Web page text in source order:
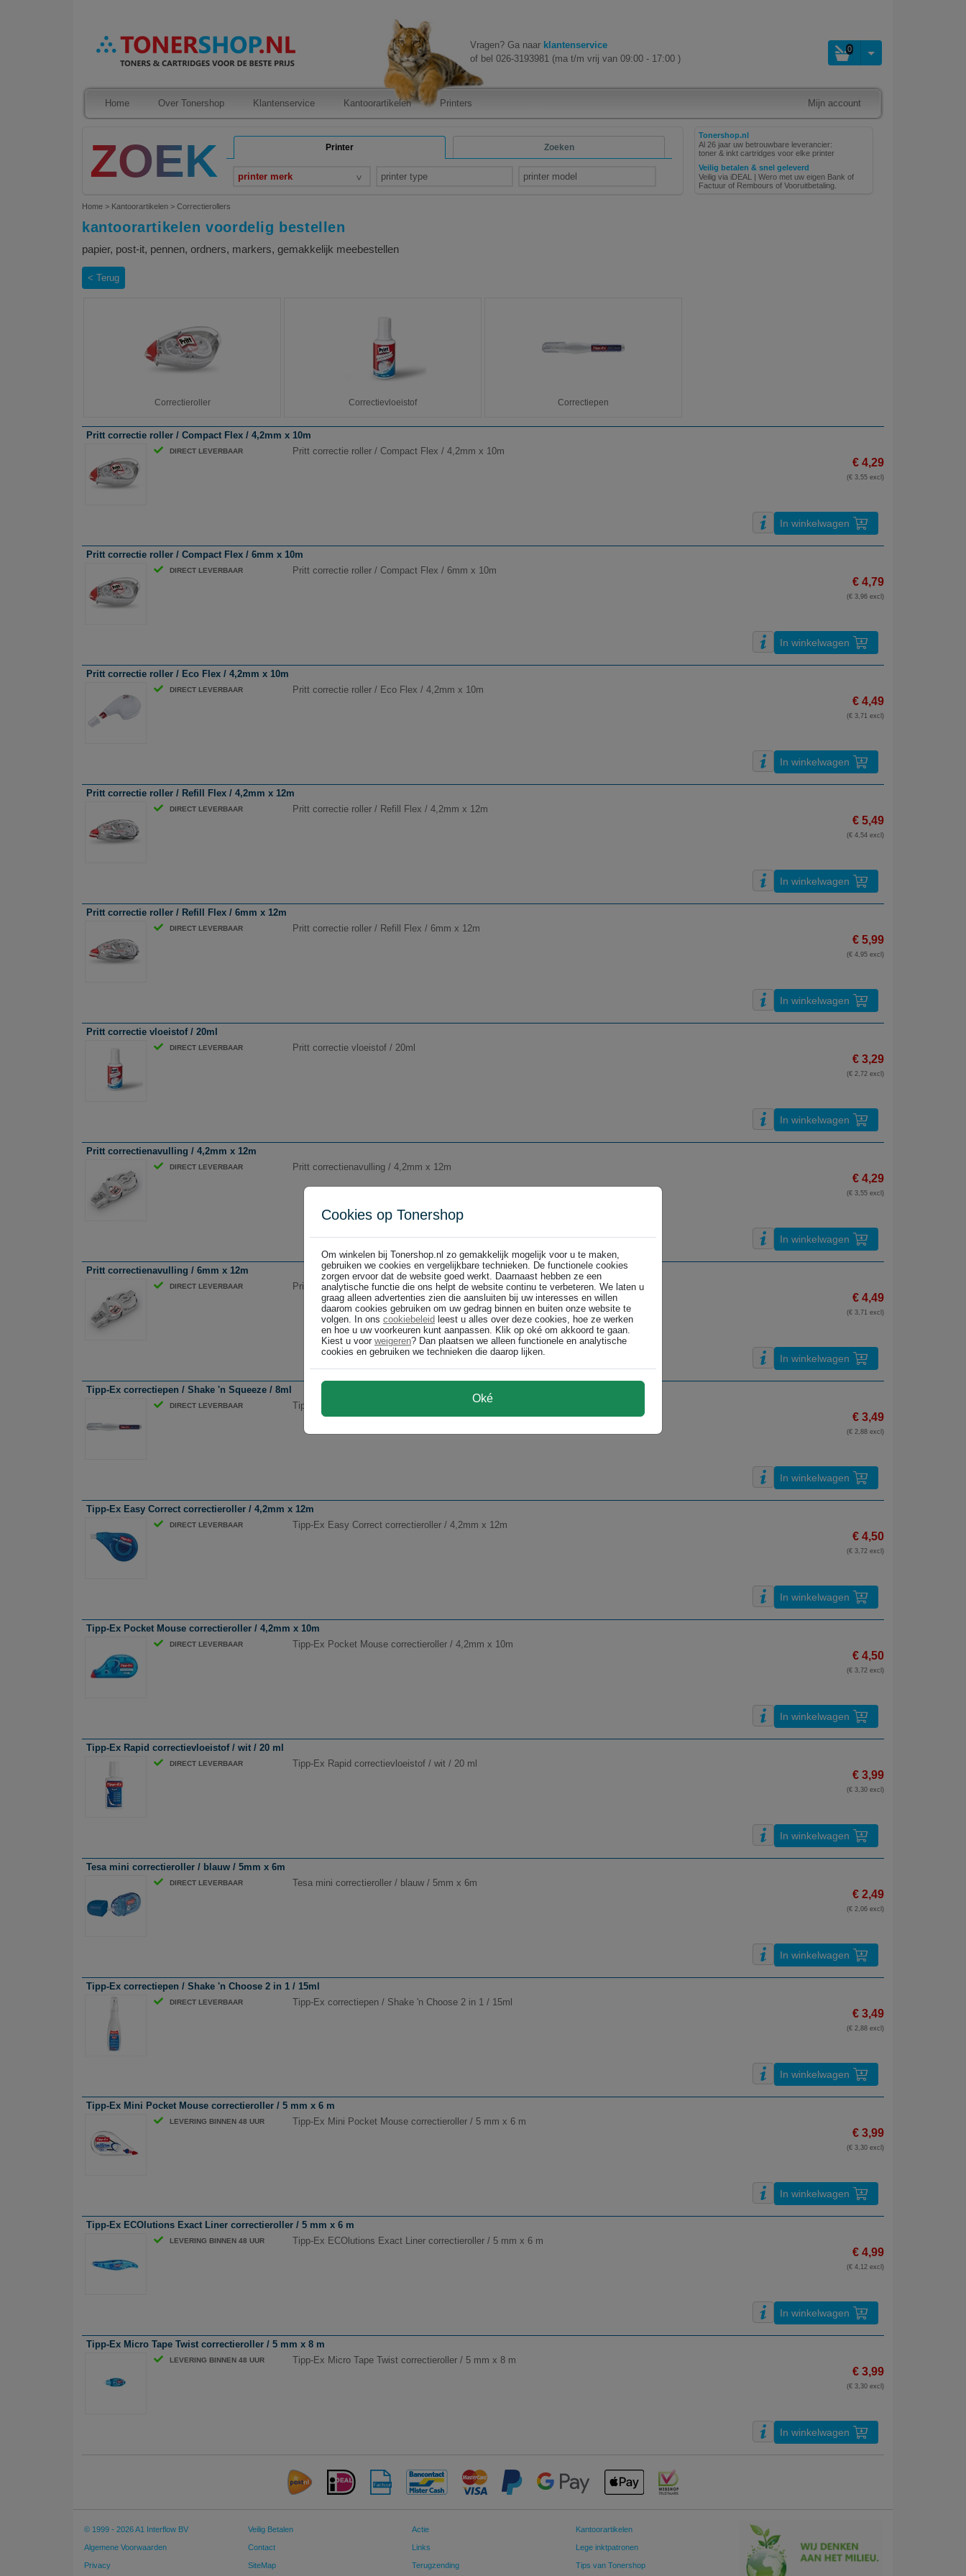
Vragen? Ga naar klantenservice
of bel 026-3193981 (ma t/m vrij van 09:00 - 17:00 )
0
Home Over Tonershop Klantenservice Kantoorartikelen Printers Mijn account
Printer Zoeken
printer merk printer type printer model
Tonershop.nl
Al 26 jaar uw betrouwbare leverancier:
toner & inkt cartridges voor elke printer
Veilig betalen & snel geleverd
Veilig via iDEAL | Wero met uw eigen Bank of
Factuur of Rembours of Vooruitbetaling.
Home > Kantoorartikelen > Correctierollers
kantoorartikelen voordelig bestellen
papier, post-it, pennen, ordners, markers, gemakkelijk meebestellen
Terug
Correctieroller Correctievloeistof Correctiepen
Pritt correctie roller / Compact Flex / 4,2mm x 10m
DIRECT LEVERBAAR Pritt correctie roller / Compact Flex / 4,2mm x 10m
€ 4,29
(€ 3,55 excl)
In winkelwagen
Pritt correctie roller / Compact Flex / 6mm x 10m
DIRECT LEVERBAAR Pritt correctie roller / Compact Flex / 6mm x 10m
€ 4,79
(€ 3,96 excl)
In winkelwagen
Pritt correctie roller / Eco Flex / 4,2mm x 10m
DIRECT LEVERBAAR Pritt correctie roller / Eco Flex / 4,2mm x 10m
€ 4,49
(€ 3,71 excl)
In winkelwagen
Pritt correctie roller / Refill Flex / 4,2mm x 12m
DIRECT LEVERBAAR Pritt correctie roller / Refill Flex / 4,2mm x 12m
€ 5,49
(€ 4,54 excl)
In winkelwagen
Pritt correctie roller / Refill Flex / 6mm x 12m
DIRECT LEVERBAAR Pritt correctie roller / Refill Flex / 6mm x 12m
€ 5,99
(€ 4,95 excl)
In winkelwagen
Pritt correctie vloeistof / 20ml
DIRECT LEVERBAAR Pritt correctie vloeistof / 20ml
€ 3,29
(€ 2,72 excl)
In winkelwagen
Pritt correctienavulling / 4,2mm x 12m
DIRECT LEVERBAAR Pritt correctienavulling / 4,2mm x 12m
€ 4,29
(€ 3,55 excl)
In winkelwagen
Pritt correctienavulling / 6mm x 12m
DIRECT LEVERBAAR Pritt correctienavulling / 6mm x 12m
€ 4,49
(€ 3,71 excl)
In winkelwagen
Tipp-Ex correctiepen / Shake 'n Squeeze / 8ml
DIRECT LEVERBAAR Tipp-Ex correctiepen / Shake 'n Squeeze / 8ml
€ 3,49
(€ 2,88 excl)
In winkelwagen
Tipp-Ex Easy Correct correctieroller / 4,2mm x 12m
DIRECT LEVERBAAR Tipp-Ex Easy Correct correctieroller / 4,2mm x 12m
€ 4,50
(€ 3,72 excl)
In winkelwagen
Tipp-Ex Pocket Mouse correctieroller / 4,2mm x 10m
DIRECT LEVERBAAR Tipp-Ex Pocket Mouse correctieroller / 4,2mm x 10m
€ 4,50
(€ 3,72 excl)
In winkelwagen
Tipp-Ex Rapid correctievloeistof / wit / 20 ml
DIRECT LEVERBAAR Tipp-Ex Rapid correctievloeistof / wit / 20 ml
€ 3,99
(€ 3,30 excl)
In winkelwagen
Tesa mini correctieroller / blauw / 5mm x 6m
DIRECT LEVERBAAR Tesa mini correctieroller / blauw / 5mm x 6m
€ 2,49
(€ 2,06 excl)
In winkelwagen
Tipp-Ex correctiepen / Shake 'n Choose 2 in 1 / 15ml
DIRECT LEVERBAAR Tipp-Ex correctiepen / Shake 'n Choose 2 in 1 / 15ml
€ 3,49
(€ 2,88 excl)
In winkelwagen
Tipp-Ex Mini Pocket Mouse correctieroller / 5 mm x 6 m
LEVERING BINNEN 48 UUR Tipp-Ex Mini Pocket Mouse correctieroller / 5 mm x 6 m
€ 3,99
(€ 3,30 excl)
In winkelwagen
Tipp-Ex ECOlutions Exact Liner correctieroller / 5 mm x 6 m
LEVERING BINNEN 48 UUR Tipp-Ex ECOlutions Exact Liner correctieroller / 5 mm x 6 m
€ 4,99
(€ 4,12 excl)
In winkelwagen
Tipp-Ex Micro Tape Twist correctieroller / 5 mm x 8 m
LEVERING BINNEN 48 UUR Tipp-Ex Micro Tape Twist correctieroller / 5 mm x 8 m
€ 3,99
(€ 3,30 excl)
In winkelwagen
© 1999 - 2026 A1 Interflow BV
Algemene Voorwaarden
Privacy
Veilig Betalen
Contact
SiteMap
Actie
Links
Terugzending
Kantoorartikelen
Lege inktpatronen
Tips van Tonershop
Cookies op Tonershop
Om winkelen bij Tonershop.nl zo gemakkelijk mogelijk voor u te maken,
gebruiken we cookies en vergelijkbare technieken. De functionele cookies
zorgen ervoor dat de website goed werkt. Daarnaast hebben ze een
analytische functie die ons helpt de website continu te verbeteren. We laten u
graag alleen advertenties zien die aansluiten bij uw interesses en willen
daarom cookies gebruiken om uw gedrag binnen en buiten onze website te
volgen. In ons cookiebeleid leest u alles over deze cookies, hoe ze werken
en hoe u uw voorkeuren kunt aanpassen. Klik op oké om akkoord te gaan.
Kiest u voor weigeren? Dan plaatsen we alleen functionele en analytische
cookies en gebruiken we technieken die daarop lijken.
Oké